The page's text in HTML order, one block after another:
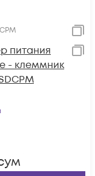
питания
- клеммник